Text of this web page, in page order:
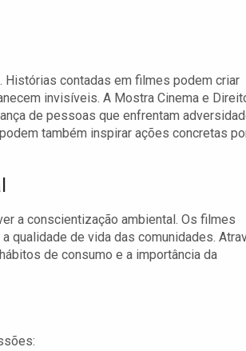
Histórias contadas em filmes podem criar
invisíveis. A Mostra Cinema e
de pessoas que enfrentam
também inspirar ações concretas
a conscientização ambiental. Os filmes
qualidade de vida das comunidades.
de consumo e a importância da